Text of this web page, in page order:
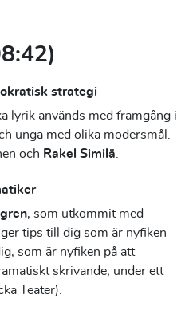
strategi
lyrik används med framgång i
unga med olika modersmål.
och Rakel Similä.
, som utkommit med
tips till dig som är nyfiken
som är nyfiken på att
skrivande, under ett
Teater).